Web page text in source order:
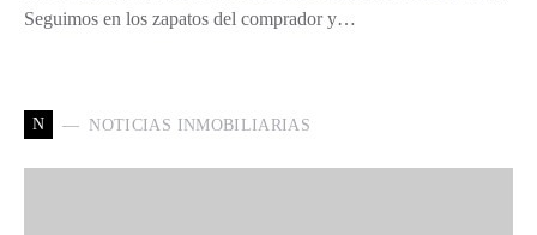
Seguimos en los zapatos del comprador y…
N NOTICIAS INMOBILIARIAS